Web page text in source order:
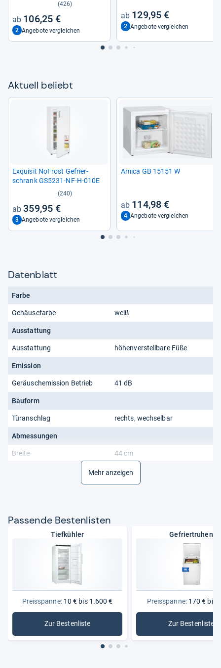
(426)
106,25 €
2 Angebote vergleichen
129,95 €
2 Angebote vergleichen
Aktu­ell beliebt
Exqui­sit NoFrost Gefrier­
schrank GS5231-​NF-​H-​010E
(240)
359,95 €
3 Angebote vergleichen
Amica GB 15151 W
114,98 €
4 Angebote vergleichen
Datenblatt
Farbe
Gehäusefarbe weiß
Ausstattung
Ausstattung höhenverstellbare Füße
Emission
Geräuschemission Betrieb 41 dB
Bauform
Türanschlag rechts, wechselbar
Abmessungen
Breite 44 cm
51 cm
Gesamtnutzinhalt
Leistungsmerkmale
Gefrierklasse
Gefrierteilabtauverfahren
Gefriervermögen 24h 2 kg
Mehr anzeigen
Pas­sende Bes­ten­lis­ten
Tiefkühler
Preisspanne:10 € bis 1.600 €
Zur Bestenliste
: Tiefkühler
Gefriertruhen
Preisspanne:170 € bis
Zur Bestenliste
: